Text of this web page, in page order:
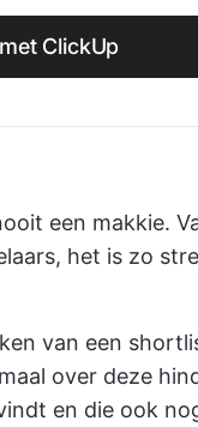
ClickUp
een makkie.
het is zo
van een
over deze
en die ook